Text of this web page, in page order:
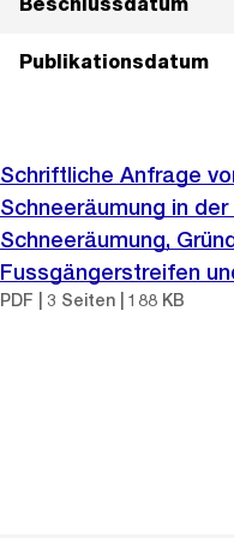
Publikationsdatum
Schriftliche Anfrage
Schneeräumung in
Schneeräumung,
Fussgängerstreifen
PDF | 3 Seiten | 188 KB